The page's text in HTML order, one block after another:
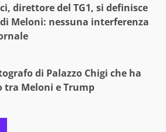
direttore del TG1, si definisce
Meloni: nessuna interferenza
di Palazzo Chigi che ha
Meloni e Trump